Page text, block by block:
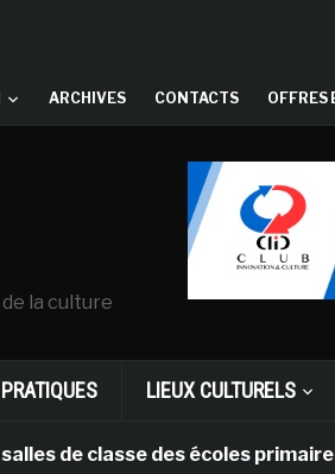
ARCHIVES CONTACTS OFFRES
la culture
PRATIQUES LIEUX CULTURELS
des écoles primaires des